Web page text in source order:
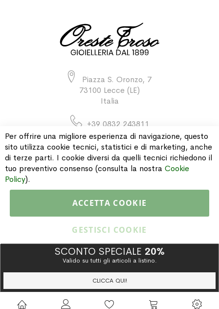
Piazza S. Oronzo, 7
73100 Lecce (LE)
Italia
+39 0832 243811
INFORMAZIONI
Copyright © 2015 Gioielleria Oreste Troso. All rights reserved. P. IVA
IT02064590751
Privacy Policy Cookie Policy
Per offrire una migliore esperienza di navigazione, questo
sito utilizza cookie tecnici, statistici e di marketing, anche
di terze parti. I cookie diversi da quelli tecnici richiedono il
tuo preventivo consenso (consulta la nostra Cookie
Policy).
ACCETTA COOKIE
GESTISCI COOKIE
SCONTO SPECIALE 20%
Valido su tutti gli articoli a listino.
CLICCA QUI!